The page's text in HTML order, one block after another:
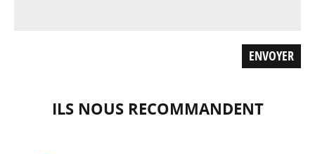
ILS NOUS RECOMMANDENT